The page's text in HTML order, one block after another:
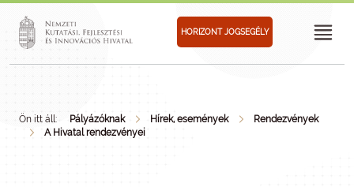
HORIZONT JOGSEGÉLY
Ön itt áll: Pályázóknak Hírek, események
Rendezvények
A Hivatal rendezvényei